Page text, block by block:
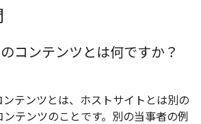
コンテンツとは何ですか？
テンツとは、ホストサイトとは別の
テンツのことです。別の当事者の例